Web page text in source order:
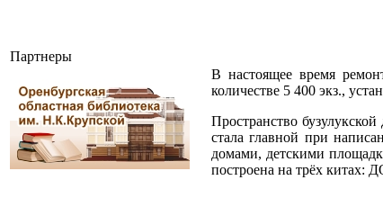
Партнеры
В настоящее время
количестве 5 400 экз.,
Пространство
стала главной при
домами, детскими
построена на трёх